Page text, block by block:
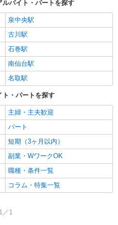
バイト・パートを探す
泉中央駅
古川駅
石巻駅
南仙台駅
名取駅
ト・パートを探す
主婦・主夫歓迎
パート
短期（3ヶ月以内）
副業・WワークOK
職種・条件一覧
コラム・特集一覧
1／1